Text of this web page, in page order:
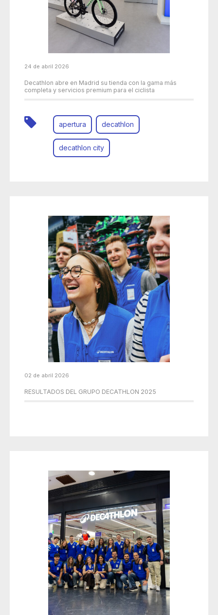
24 de abril 2026
Decathlon abre en Madrid su tienda con la gama más
completa y servicios premium para el ciclista
apertura decathlon
decathlon city
02 de abril 2026
RESULTADOS DEL GRUPO DECATHLON 2025